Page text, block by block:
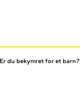
Er du bekymret for et barn?